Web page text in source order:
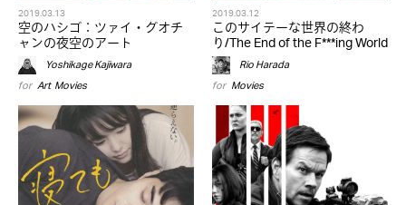
2019.03.13
空のハシゴ：ツァイ・グオチ
ャンの夜空のアート
Yoshikage Kajiwara
for Art,Movies
2019.03.12
このサイテーな世界の終わ
り/The End of the F***ing World
Rio Harada
for Movies